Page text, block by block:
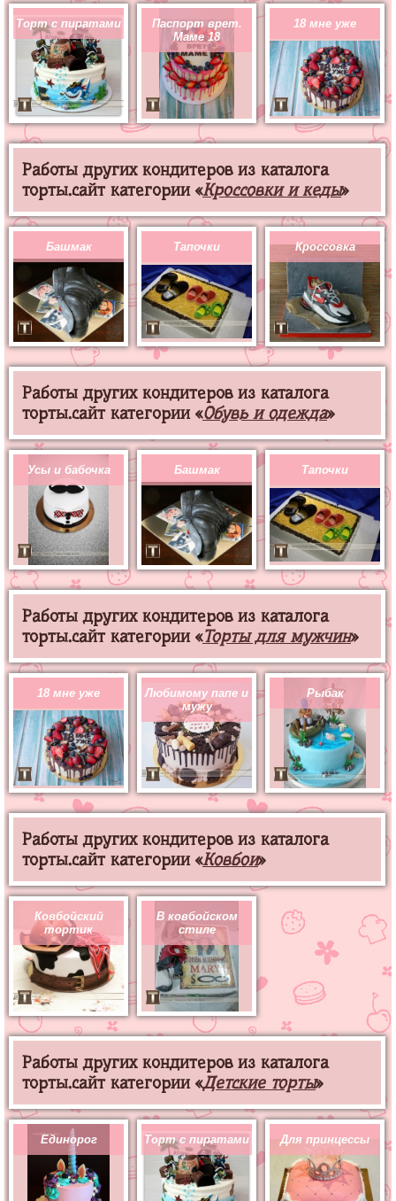
Торт с пиратами
Паспорт врет.
Маме 18
18 мне уже
Работы других кондитеров из каталога
торты.сайт категории «Кроссовки и кеды»
Башмак Тапочки Кроссовка
Работы других кондитеров из каталога
торты.сайт категории «Обувь и одежда»
Усы и бабочка Башмак Тапочки
Работы других кондитеров из каталога
торты.сайт категории «Торты для мужчин»
18 мне уже
Любимому папе и
мужу
Рыбак
Работы других кондитеров из каталога
торты.сайт категории «Ковбои»
Ковбойский
тортик
В ковбойском
стиле
Работы других кондитеров из каталога
торты.сайт категории «Детские торты»
Единорог Торт с пиратами Для принцессы